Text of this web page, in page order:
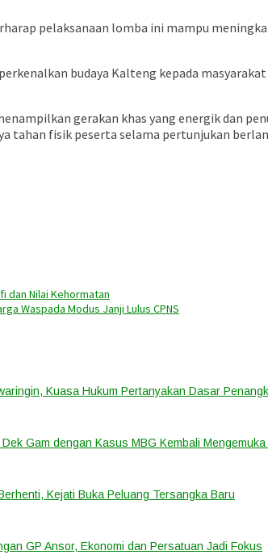
pelaksanaan lomba ini mampu
budaya Kalteng kepada
gerakan khas yang energik dan
tahan fisik peserta selama pertunjukan
dan Nilai Kehormatan
Waspada Modus Janji Lulus CPNS
Kuasa Hukum Pertanyakan Dasar
Gam dengan Kasus MBG Kembali
Kejati Buka Peluang Tersangka Baru
GP Ansor, Ekonomi dan Persatuan Jadi Fokus